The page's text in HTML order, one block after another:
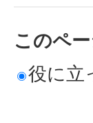
このペ
役に立